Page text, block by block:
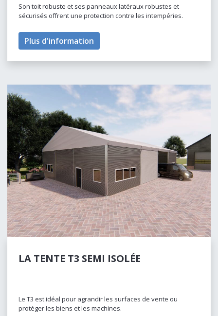
Son toit robuste et ses panneaux latéraux robustes et
sécurisés offrent une protection contre les intempéries.
Plus d'information
LA TENTE T3 SEMI ISOLÉE
Le T3 est idéal pour agrandir les surfaces de vente ou
protéger les biens et les machines.